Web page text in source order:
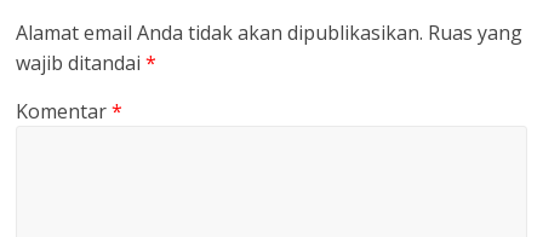
Alamat email Anda tidak akan dipublikasikan. Ruas yang
wajib ditandai*
Komentar*